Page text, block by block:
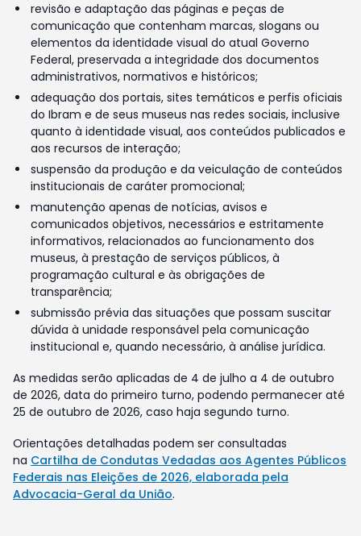
revisão e adaptação das páginas e peças de
comunicação que contenham marcas, slogans ou
elementos da identidade visual do atual Governo
Federal, preservada a integridade dos documentos
administrativos, normativos e históricos;
adequação dos portais, sites temáticos e perfis oficiais
do Ibram e de seus museus nas redes sociais, inclusive
quanto à identidade visual, aos conteúdos publicados e
aos recursos de interação;
suspensão da produção e da veiculação de conteúdos
institucionais de caráter promocional;
manutenção apenas de notícias, avisos e
comunicados objetivos, necessários e estritamente
informativos, relacionados ao funcionamento dos
museus, à prestação de serviços públicos, à
programação cultural e às obrigações de
transparência;
submissão prévia das situações que possam suscitar
dúvida à unidade responsável pela comunicação
institucional e, quando necessário, à análise jurídica.
As medidas serão aplicadas de 4 de julho a 4 de outubro
de 2026, data do primeiro turno, podendo permanecer até
25 de outubro de 2026, caso haja segundo turno.
Orientações detalhadas podem ser consultadas
na Cartilha de Condutas Vedadas aos Agentes Públicos
Federais nas Eleições de 2026, elaborada pela
Advocacia-Geral da União.